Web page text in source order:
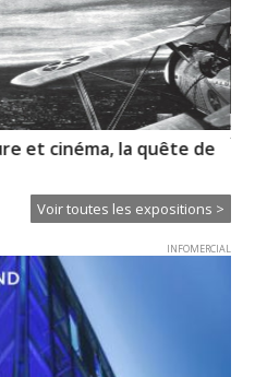
et cinéma, la quête de
Voir toutes les expositions >
INFOMERCIAL